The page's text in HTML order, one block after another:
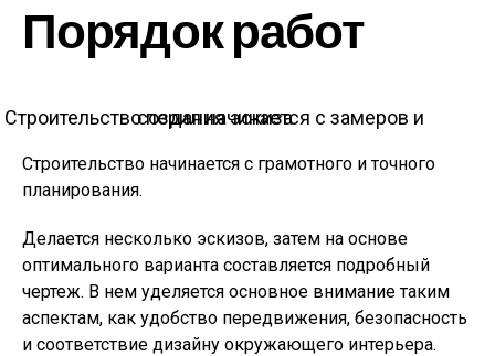
Порядок работ
Строительство перил начинается с замеров и создания эскиза
Строительство начинается с грамотного и точного
планирования.
Делается несколько эскизов, затем на основе
оптимального варианта составляется подробный
чертеж. В нем уделяется основное внимание таким
аспектам, как удобство передвижения, безопасность
и соответствие дизайну окружающего интерьера.